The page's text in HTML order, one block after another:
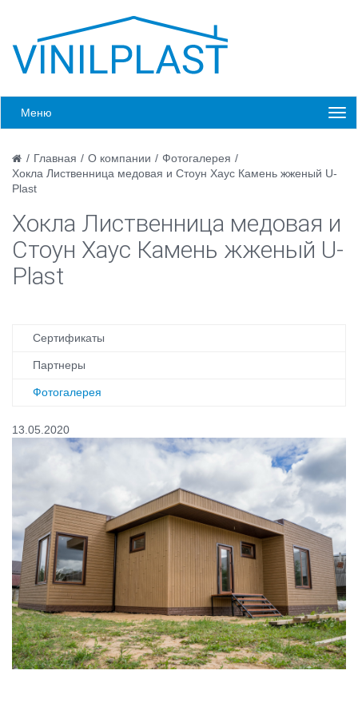
Меню
/ Главная / О компании / Фотогалерея /
Хокла Лиственница медовая и Стоун Хаус Камень жженый U-
Plast
Хокла Лиственница медовая и
Стоун Хаус Камень жженый U-
Plast
Сертификаты
Партнеры
Фотогалерея
13.05.2020